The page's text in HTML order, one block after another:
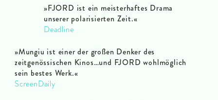
»FJORD ist ein meisterhaftes Drama
unserer polarisierten Zeit.«
Deadline
»Mungiu ist einer der großen Denker des
zeitgenössischen Kinos…und FJORD wohlmöglich
sein bestes Werk.«
ScreenDaily